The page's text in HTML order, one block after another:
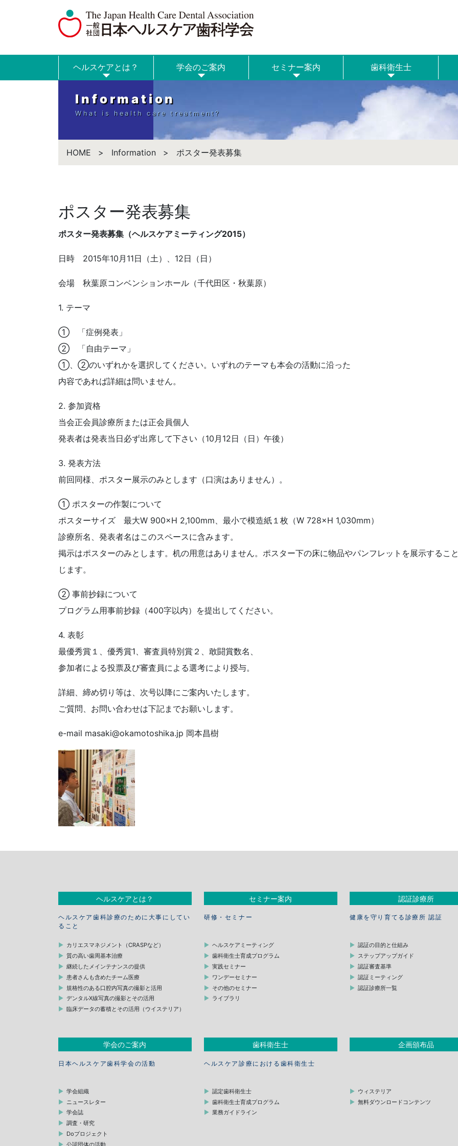
ヘルスケアとは？ 学会のご案内 セミナー案内 歯科衛生士
Information
What is health care treatment?
HOME Information ポスター発表募集
ポスター発表募集
ポスター発表募集（ヘルスケアミーティング2015）
日時 2015年10月11日（土）、12日（日）
会場 秋葉原コンベンションホール（千代田区・秋葉原）
1. テーマ
① 「症例発表」
② 「自由テーマ」
①、②のいずれかを選択してください。いずれのテーマも本会の活動に沿った
内容であれば詳細は問いません。
2. 参加資格
当会正会員診療所または正会員個人
発表者は発表当日必ず出席して下さい（10月12日（日）午後）
3. 発表方法
前回同様、ポスター展示のみとします（口演はありません）。
① ポスターの作製について
ポスターサイズ 最大W 900×H 2,100mm、最小で模造紙１枚（W 728×H 1,030mm）
診療所名、発表者名はこのスペースに含みます。
掲示はポスターのみとします。机の用意はありません。ポスター下の床に物品やパンフレットを展示するこ
じます。
② 事前抄録について
プログラム用事前抄録（400字以内）を提出してください。
4. 表彰
最優秀賞１、優秀賞1、審査員特別賞２、敢闘賞数名、
参加者による投票及び審査員による選考により授与。
詳細、締め切り等は、次号以降にご案内いたします。
ご質問、お問い合わせは下記までお願いします。
e-mail masaki@okamotoshika.jp 岡本昌樹
ヘルスケアとは？
ヘルスケア歯科診療のために大事にしてい
ること
カリエスマネジメント（CRASPなど）
質の高い歯周基本治療
継続したメインテナンスの提供
患者さんも含めたチーム医療
規格性のある口腔内写真の撮影と活用
デンタルX線写真の撮影とその活用
臨床データの蓄積とその活用（ウイステリア）
セミナー案内
研修・セミナー
ヘルスケアミーティング
歯科衛生士育成プログラム
実践セミナー
ワンデーセミナー
その他のセミナー
ライブラリ
認証診療所
健康を守り育てる診療所 認証
認証の目的と仕組み
ステップアップガイド
認証審査基準
認証ミーティング
認証診療所一覧
学会のご案内
日本ヘルスケア歯科学会の活動
学会組織
ニュースレター
学会誌
調査・研究
Doプロジェクト
公認団体の活動
歯科衛生士
ヘルスケア診療における歯科衛生士
認定歯科衛生士
歯科衛生士育成プログラム
業務ガイドライン
企画頒布品
ウィステリア
無料ダウンロードコンテンツ